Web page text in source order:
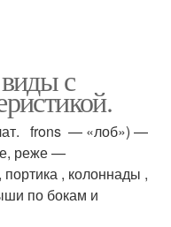
с
frons — «лоб») —
реже —
, колоннады ,
по бокам и